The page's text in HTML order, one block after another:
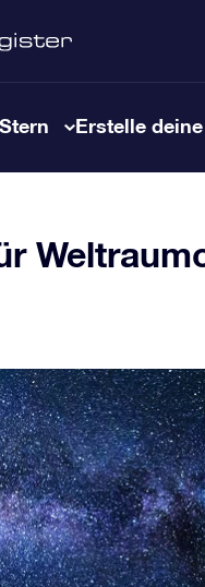
Erstelle